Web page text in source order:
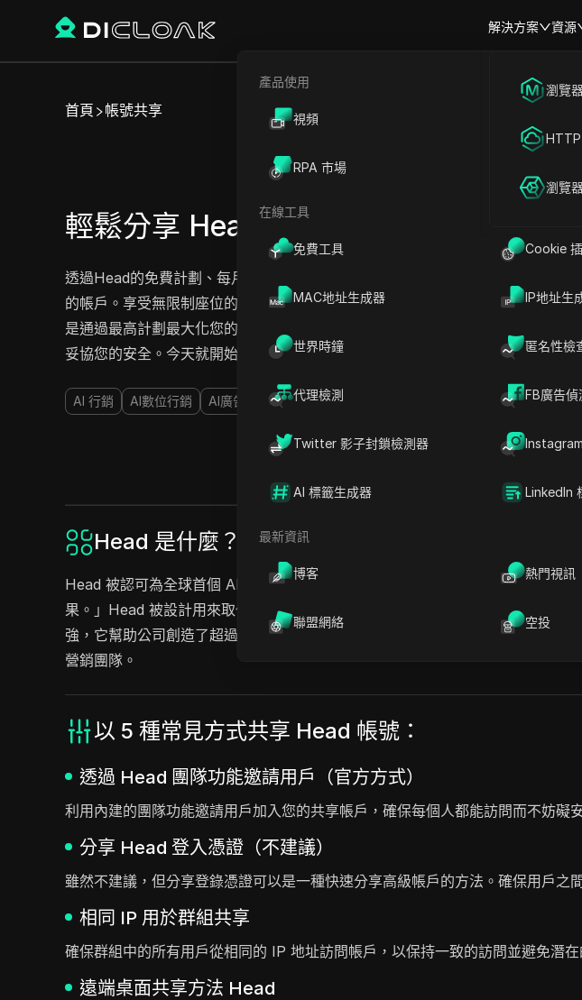
解決方案
海
廣
帳
資源
產品使用
視頻
RPA 市場
在線工具
免費工具 Cookie
MAC地址生成器 IP地址生
世界時鐘 匿名性檢
代理檢測 FB廣告偵
Twitter 影子封鎖檢測器
AI 標籤生成器 LinkedIn
最新資訊
博客 熱門視訊
聯盟網絡 空投
瀏覽
瀏覽
首頁 帳號共享
輕鬆共
輕鬆分享 Head Pro 計劃和 Head Max
透過Head的免費計劃、每月計劃、專業計劃和最高計劃，釋放協作的力量，讓您
的帳戶。享受無限制座位的便利，同時保持您的帳戶憑證和密碼的安全。無論您
是通過最高計劃最大化您的生產力，分享從未如此簡單。體驗每日內容生成、病
妥協您的安全。今天就開始分享您的Head帳戶吧！
AI 行銷 AI數位行銷 AI廣告
Head 是什麼？
Head 被認可為全球首個 AI 營銷專家，這是一個源自您品牌本質的革命性實體
果。」Head 被設計用來取代人類營銷專家，已經在超過 200 個國家管理了超
強，它幫助公司創造了超過 1 億美元的收入，實現了高達 25 倍的投資回報率。
營銷團隊。
以 5 種常見方式共享 Head 帳號：
透過 Head 團隊功能邀請用戶（官方方式）
利用內建的團隊功能邀請用戶加入您的共享帳戶，確保每個人都能訪問而不妨礙
分享 Head 登入憑證（不建議）
雖然不建議，但分享登錄憑證可以是一種快速分享高級帳戶的方法。確保用戶之
相同 IP 用於群組共享
確保群組中的所有用戶從相同的 IP 地址訪問帳戶，以保持一致的訪問並避免潛在
遠端桌面共享方法 Head